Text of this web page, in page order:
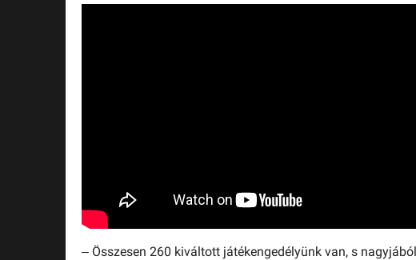
– Összesen 260 kiváltott játékengedélyünk van, s